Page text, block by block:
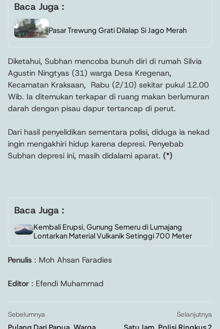
Baca Juga :
Pasar Trewung Grati Dilalap Si Jago Merah
Diketahui, Subhan mencoba bunuh diri di rumah Silvia
Agustin Ningtyas (31) warga Desa Kregenan,
Kecamatan Kraksaan, Rabu (2/10) sekitar pukul 12.00
Wib. Ia ditemukan terkapar di ruang makan berlumuran
darah dengan pisau dapur tertancap di perut.
Dari hasil penyelidikan sementara polisi, diduga ia nekad
ingin mengakhiri hidup karena depresi. Penyebab
Subhan depresi ini, masih didalami aparat. (*)
Baca Juga :
Kembali Erupsi, Gunung Semeru di Lumajang
Lontarkan Material Vulkanik Setinggi 700 Meter
Penulis : Moh Ahsan Faradies
Editor : Efendi Muhammad
Sebelumnya
Pulang Dari Papua, Warga
Selanjutnya
Satu Jam, Polisi Ringkus 2